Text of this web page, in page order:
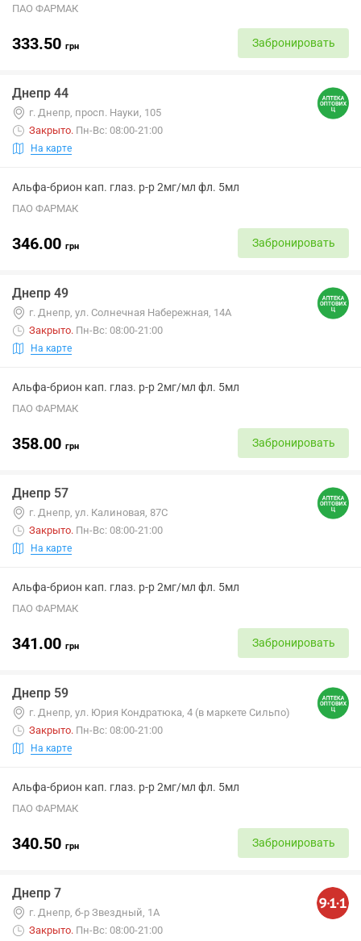
ПАО ФАРМАК
333.50 грн Забронировать
Днепр 44
г. Днепр, просп. Науки, 105
Закрыто. Пн-Вс: 08:00-21:00
На карте
Альфа-брион кап. глаз. р-р 2мг/мл фл. 5мл
ПАО ФАРМАК
346.00 грн Забронировать
Днепр 49
г. Днепр, ул. Солнечная Набережная, 14А
Закрыто. Пн-Вс: 08:00-21:00
На карте
Альфа-брион кап. глаз. р-р 2мг/мл фл. 5мл
ПАО ФАРМАК
358.00 грн Забронировать
Днепр 57
г. Днепр, ул. Калиновая, 87С
Закрыто. Пн-Вс: 08:00-21:00
На карте
Альфа-брион кап. глаз. р-р 2мг/мл фл. 5мл
ПАО ФАРМАК
341.00 грн Забронировать
Днепр 59
г. Днепр, ул. Юрия Кондратюка, 4 (в маркете Сильпо)
Закрыто. Пн-Вс: 08:00-21:00
На карте
Альфа-брион кап. глаз. р-р 2мг/мл фл. 5мл
ПАО ФАРМАК
340.50 грн Забронировать
Днепр 7
г. Днепр, б-р Звездный, 1А
Закрыто. Пн-Вс: 08:00-21:00